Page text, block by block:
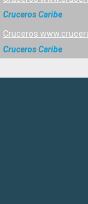
Cruceros Caribe
Cruceros
Cruceros Caribe